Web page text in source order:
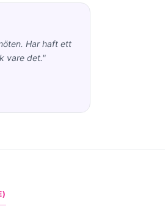
Har haft ett
vare det."